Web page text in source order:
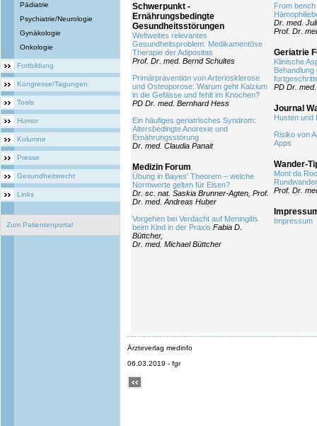
Pädiatrie
Psychiatrie/Neurologie
Gynäkologie
Onkologie
Fortbildung
Kongresse/Tagungen
Tools
Humor
Kolumne
Presse
Gesundheitsrecht
Links
Zum Patientenportal
Schwerpunkt -
Ernährungsbedingte
Gesundheitsstörungen
Weltweites relevantes
Gesundheitsproblem: Medikamentöse
Therapie der Adipositas
Prof. Dr. med. Bernd Schultes
Primärprävention von Arteriosklerose
und Osteoporose: Warum geht Kalzium
in die Gefässe und fehlt im Knochen?
PD Dr. med. Bernhard Hess
Ein häufiges geriatrisches Syndrom:
Altersbedingte Anorexie und
Ernährungsstörung
Dr. med. Claudia Panait
Medizin Forum
Übung in Bayes' Theorem – welche
Normwerte gelten für Eisen?
Dr. sc. nat. Saskia Brunner-Agten, Prof.
Dr. med. Andreas Huber
Vorgehen bei Verdacht auf Meningitis
beim Kind in der Praxis Fabia D.
Büttcher,
Dr. med. Michael Büttcher
From
Dr. med.
Prof. Dr.
Geriatrie
Klinische
Behandlung
PD Dr.
Journal
Husten und
Risiko von
Apps
Wander-
Mont da
Prof. Dr.
Impressum
Ärzteverlag medinfo
06.03.2019 - fgr